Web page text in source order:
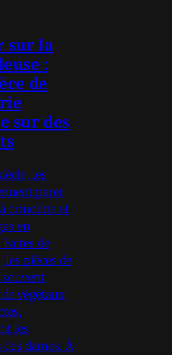
sur la
:
de
sur des
les
parer
crinoline et
en
de
les pièces de
végétaux
les
dames. À